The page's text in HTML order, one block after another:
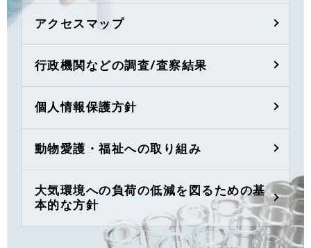
アクセスマップ
行政機関などの調査/査察結果
個人情報保護方針
動物愛護・福祉への取り組み
大気環境への負荷の低減を図るための基
本的な方針